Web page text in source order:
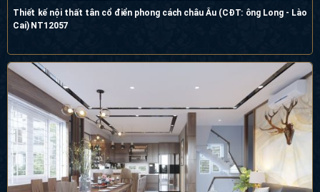
Thiết kế nội thất tân cổ điển phong cách châu Âu (CĐT: ông Long - Lào
Cai) NT12057